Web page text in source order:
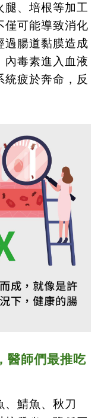
腿、培根等加工
僅可能導致消化
過腸道黏膜造成
內毒素進入血液
疲於奔命，反
醫師們最推吃
、鯖魚、秋刀